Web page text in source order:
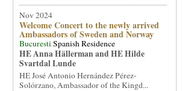
Nov 2024
Welcome Concert to the newly arrived
Ambassadors of Sweden and Norway
BucurestiSpanish Residence
HE Anna Hällerman and HE Hilde
Svartdal Lunde
HE José Antonio Hernández Pérez-
Solórzano, Ambassador of the Kingd...